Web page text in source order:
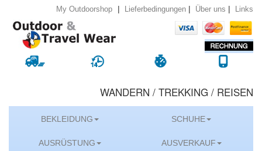
My Outdoorshop | Lieferbedingungen | Über uns | Links
WANDERN / TREKKING / REISEN
BEKLEIDUNG SCHUHE
AUSRÜSTUNG AUSVERKAUF